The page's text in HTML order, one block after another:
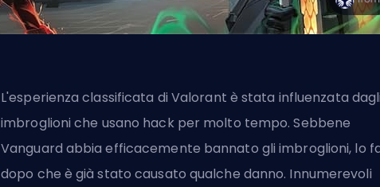
L'esperienza classificata di Valorant è stata influenzata
imbroglioni che usano hack per molto tempo. Sebbene
Vanguard abbia efficacemente bannato gli imbroglioni, lo
dopo che è già stato causato qualche danno. Innumerevoli